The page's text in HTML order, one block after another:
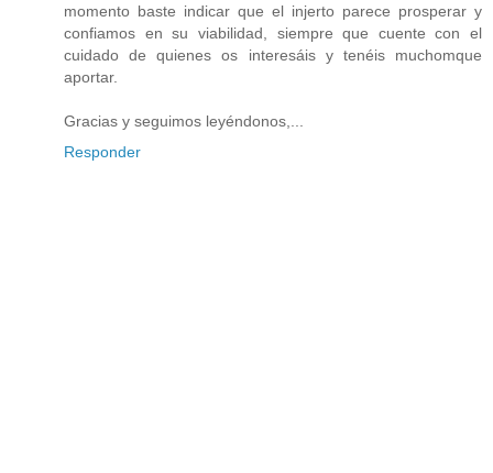
momento baste indicar que el injerto parece prosperar y
confiamos en su viabilidad, siempre que cuente con el
cuidado de quienes os interesáis y tenéis muchomque
aportar.
Gracias y seguimos leyéndonos,...
Responder